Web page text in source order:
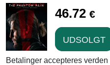
46.72 €
UDSOLGT
Betalinger accepteres verden